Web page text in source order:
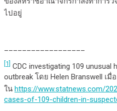
ไปอยู่
[1] CDC investigating 109 unusual
outbreak โดย Helen Branswell เ
ใน https://www.statnews.com/
cases-of-109-children-in-